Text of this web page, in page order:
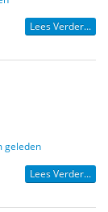
Lees Verder...
geleden
Lees Verder...